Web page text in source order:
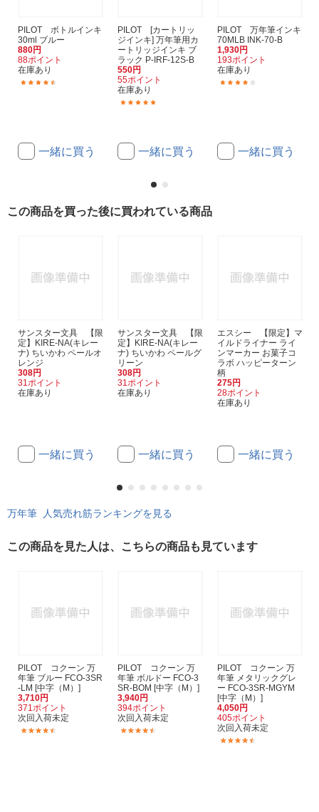
PILOT ボトルインキ
30ml ブルー
880円
88ポイント
在庫あり
一緒に買う
PILOT [カートリッ
ジインキ] 万年筆用カ
ートリッジインキ ブ
ラック P-IRF-12S-B
550円
55ポイント
在庫あり
一緒に買う
PILOT 万年筆インキ
70MLB INK-70-B
1,930円
193ポイント
在庫あり
一緒に買う
この商品を買った後に買われている商品
サンスター文具 【限
定】KIRE-NA(キレー
ナ) ちいかわ ペールオ
レンジ
308円
31ポイント
在庫あり
一緒に買う
サンスター文具 【限
定】KIRE-NA(キレー
ナ) ちいかわ ペールグ
リーン
308円
31ポイント
在庫あり
一緒に買う
エスシー 【限定】マ
イルドライナー ライ
ンマーカー お菓子コ
ラボ ハッピーターン
柄
275円
28ポイント
在庫あり
一緒に買う
万年筆 人気売れ筋ランキングを見る
この商品を見た人は、こちらの商品も見ています
PILOT コクーン 万
年筆 ブルー FCO-3SR
-LM [中字（M）]
3,710円
371ポイント
次回入荷未定
PILOT コクーン 万
年筆 ボルドー FCO-3
SR-BOM [中字（M）]
3,940円
394ポイント
次回入荷未定
PILOT コクーン 万
年筆 メタリックグレ
ー FCO-3SR-MGYM
[中字（M）]
4,050円
405ポイント
次回入荷未定